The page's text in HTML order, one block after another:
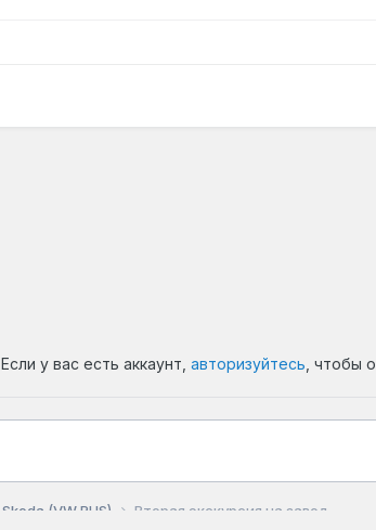
у вас есть аккаунт, авторизуйтесь , чтобы
(VW RUS) Вторая экскурсия на завод